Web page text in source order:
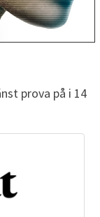
prova på i 14